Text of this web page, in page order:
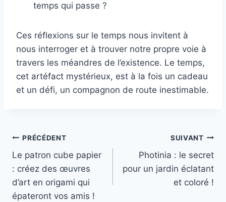
temps qui passe ?
Ces réflexions sur le temps nous invitent à
nous interroger et à trouver notre propre voie à
travers les méandres de l’existence. Le temps,
cet artéfact mystérieux, est à la fois un cadeau
et un défi, un compagnon de route inestimable.
Navigation
de
l’article
PRÉCÉDENT
Le patron cube papier
: créez des œuvres
d’art en origami qui
épateront vos amis !
SUIVANT
Photinia : le secret
pour un jardin éclatant
et coloré !